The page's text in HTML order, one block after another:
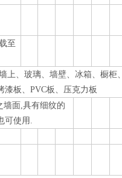
至
上、玻璃、墙壁、冰箱、橱柜、
漆板、PVC板、压克力板
面,具有细纹的
可使用.